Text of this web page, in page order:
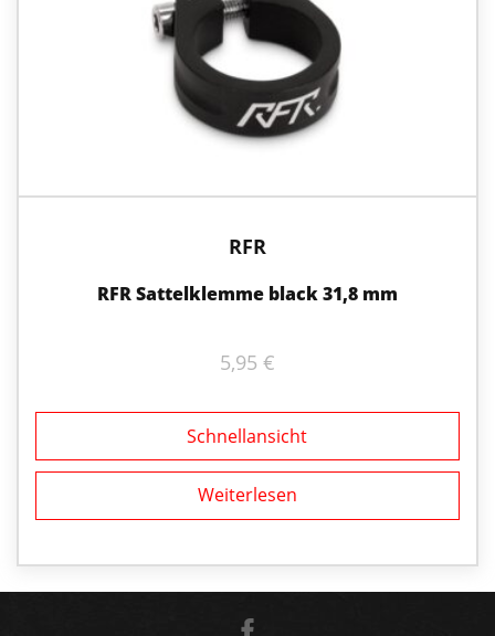
RFR
RFR Sattelklemme black 31,8 mm
5,95 €
Schnellansicht
Weiterlesen